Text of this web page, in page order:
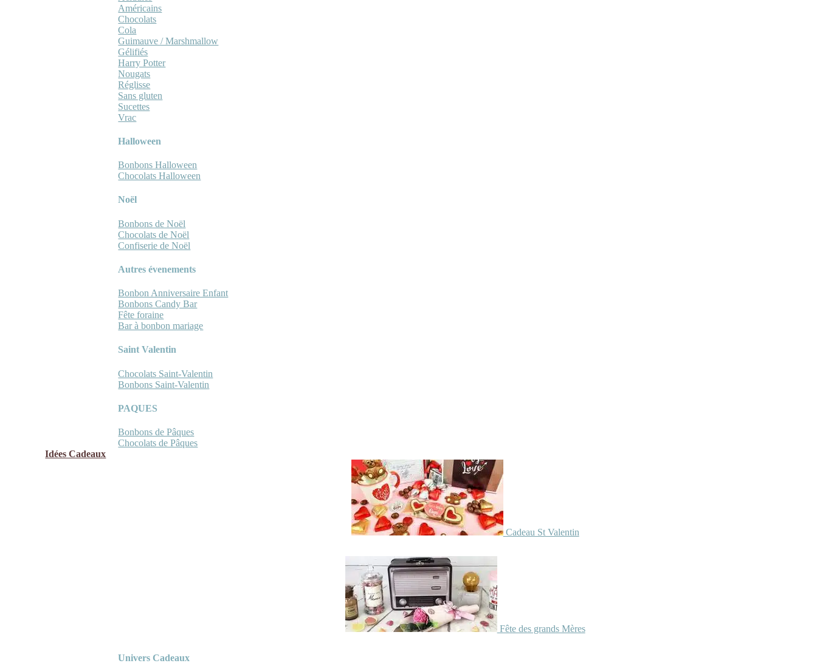
Américains
Chocolats
Cola
Guimauve / Marshmallow
Gélifiés
Harry Potter
Nougats
Réglisse
Sans gluten
Sucettes
Vrac
Halloween
Bonbons Halloween
Chocolats Halloween
Noël
Bonbons de Noël
Chocolats de Noël
Confiserie de Noël
Autres évenements
Bonbon Anniversaire Enfant
Bonbons Candy Bar
Fête foraine
Bar à bonbon mariage
Saint Valentin
Chocolats Saint-Valentin
Bonbons Saint-Valentin
PAQUES
Bonbons de Pâques
Chocolats de Pâques
Idées Cadeaux
Cadeau St Valentin
Fête des grands Mères
Univers Cadeaux